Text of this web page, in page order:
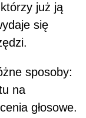
już ją
się
sposoby:
na
głosowe.